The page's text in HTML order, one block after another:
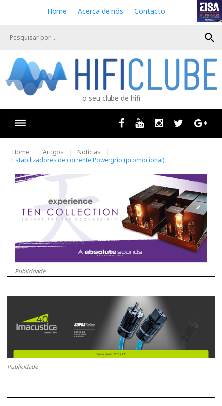
e
Home Acerca de nós Contacto
search
o seu clube de hifi
Facebook
Youtube InstagramTwitter
Home Artigos
Notícias
Estabilizadores de corrente Powergrip (promocional)
Publicidade
Publicidade